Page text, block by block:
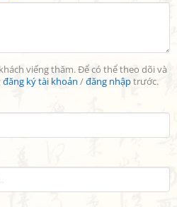
viếng thăm. Để có thể theo dõi và
đăng ký tài khoản /đăng nhậptrước.